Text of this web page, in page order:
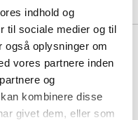
indhold og
til sociale medier og til
også oplysninger om
vores partnere inden
og
kombinere disse
givet dem, eller som
flowers metalæg
| 200g
á 57,95